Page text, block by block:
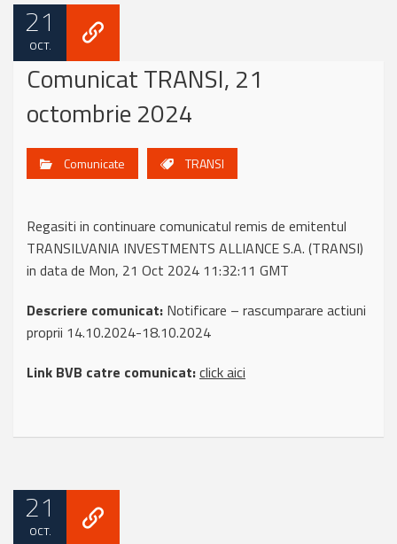
21
OCT.
Comunicat TRANSI, 21
octombrie 2024
Comunicate TRANSI
Regasiti in continuare comunicatul remis de emitentul
TRANSILVANIA INVESTMENTS ALLIANCE S.A. (TRANSI)
in data de Mon, 21 Oct 2024 11:32:11 GMT
Descriere comunicat: Notificare – rascumparare actiuni
proprii 14.10.2024-18.10.2024
Link BVB catre comunicat:click aici
21
OCT.